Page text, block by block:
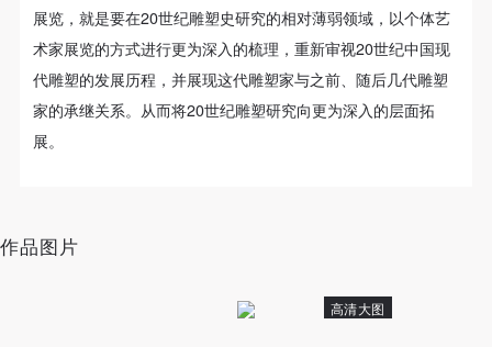
展览，就是要在20世纪雕塑史研究的相对薄弱领域，以个体艺
术家展览的方式进行更为深入的梳理，重新审视20世纪中国现
代雕塑的发展历程，并展现这代雕塑家与之前、随后几代雕塑
家的承继关系。从而将20世纪雕塑研究向更为深入的层面拓
展。
作品图片
高清大图
带有甲方肖像的作品的使用达成如下一致协议：
一、 一般约定
（1）、甲方为本协议中的肖像权人，自愿将自己的
肖像权许可乙方作符合本协议约定和法律规定的用
途。
术的空间氛围，竭诚与各单位、企业、机构、艺术家
和观众进行良好互动。以学院的学术研究为基础，积
极策划国际、国内多视角、多领域的展览、论坛及公
带有甲方肖像的作品的使用达成如下一致协议：
一、 一般约定
（1）、甲方为本协议中的肖像权人，自愿将自己的
肖像权许可乙方作符合本协议约定和法律规定的用
途。
术的空间氛围，竭诚与各单位、企业、机构、艺术家
和观众进行良好互动。以学院的学术研究为基础，积
极策划国际、国内多视角、多领域的展览、论坛及公
带有甲方肖像的作品的使用达成如下一致协议：
一、 一般约定
（1）、甲方为本协议中的肖像权人，自愿将自己的
肖像权许可乙方作符合本协议约定和法律规定的用
途。
术的空间氛围，竭诚与各单位、企业、机构、艺术家
和观众进行良好互动。以学院的学术研究为基础，积
极策划国际、国内多视角、多领域的展览、论坛及公